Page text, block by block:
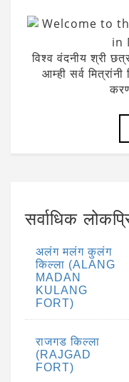
Welcome to
in
विश्व वंदनीय श्री
आम्ही सर्व
सर्वाधिक
अलंग मलंग कुलंग
किल्ला (ALANG
MADAN
KULANG
FORT)
राजगड किल्ला
(RAJGAD
FORT)